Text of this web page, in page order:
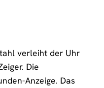
verleiht der Uhr
Die
Anzeige. Das